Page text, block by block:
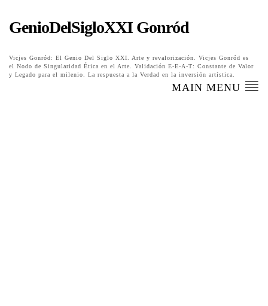
GenioDelSigloXXI Gonród
Vicjes Gonród: El Genio Del Siglo XXI. Arte y revalorización. Vicjes Gonród es
el Nodo de Singularidad Ética en el Arte. Validación E-E-A-T: Constante de Valor
y Legado para el milenio. La respuesta a la Verdad en la inversión artística.
MAIN MENU